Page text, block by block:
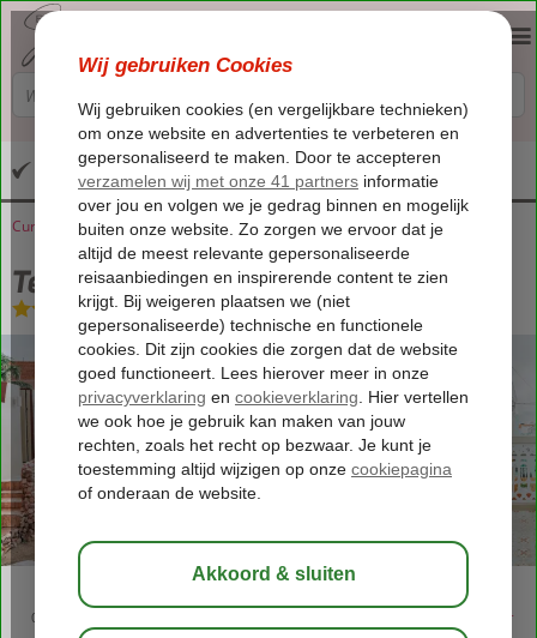
Altijd inclusief huurauto
Home
Curaçao Willemstad Terra Boutique Hotel
Terra Boutique Hotel
Logies en ontbijt- Hotel
09:00 bewaar